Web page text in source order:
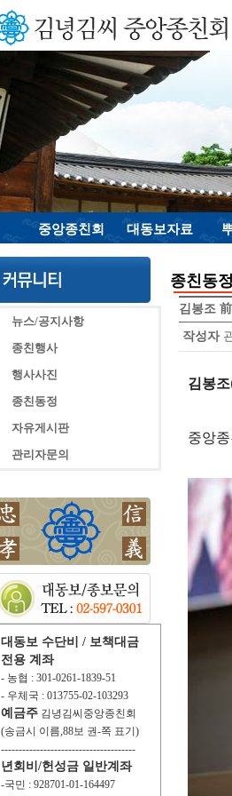
중앙종친회 대동보자료
뉴스/공지사항
종친행사
행사사진
종친동정
자유게시판
관리자문의
대동보 수단비 / 보책대금
전용 계좌
- 농협 : 301-0261-1839-51
- 우체국 : 013755-02-103293
예금주 김녕김씨중앙종친회
(송금시 이름,88보 권-쪽 표기)
--------------------------------------
년회비/헌성금 일반계좌
-국민 : 928701-01-164497
종친동정
김봉조
작성자
김봉조
중앙